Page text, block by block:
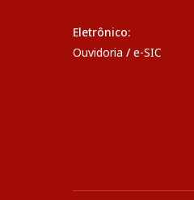
Eletrônico:
Ouvidoria / e-SIC